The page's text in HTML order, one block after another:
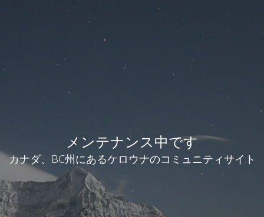
メンテナンス中です
カナダ、BC州にあるケロウナのコミュニティサイト